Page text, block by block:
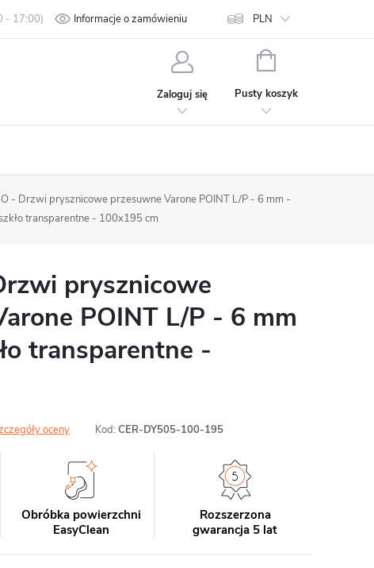
Polityka prywatności Kontakt
Informacje o zamówieniu PLN
Zaloguj się
KOSZYK
Pusty koszyk
- Drzwi prysznicowe przesuwne Varone POINT L/P - 6 mm -
transparentne - 100x195 cm
prysznicowe
POINT L/P - 6 mm
transparentne -
oceny Kod: CER-DY505-100-195
Obróbka powierzchni
EasyClean
Rozszerzona
gwarancja 5 lat